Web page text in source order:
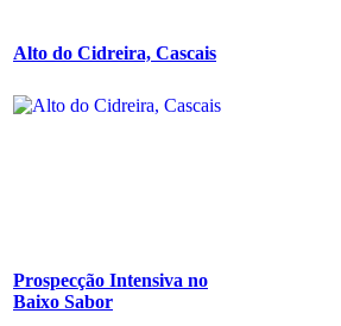
Alto do Cidreira, Cascais
Prospecção Intensiva no
Baixo Sabor